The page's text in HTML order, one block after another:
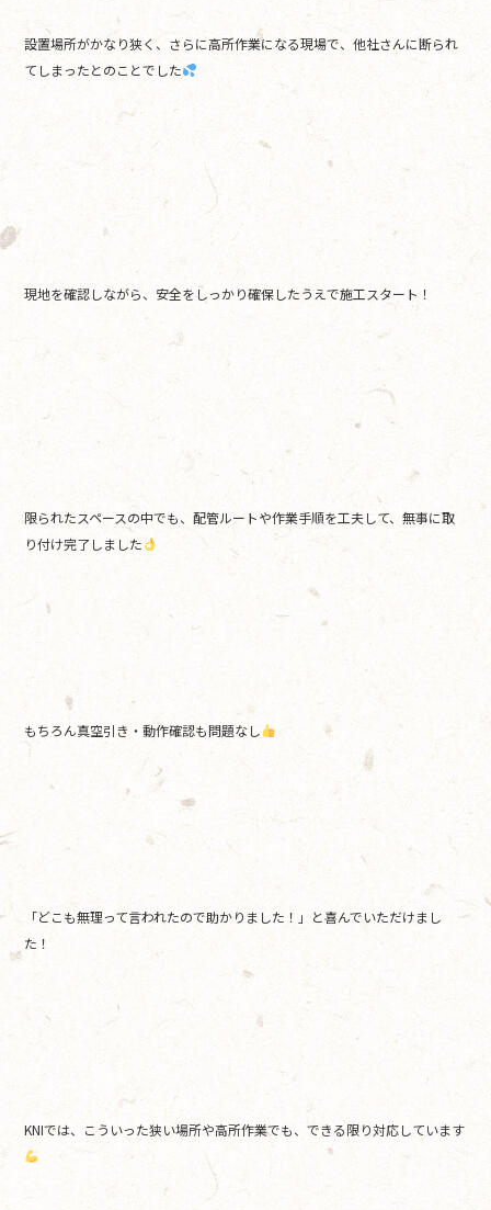
設置場所がかなり狭く、さらに高所作業になる現場で、他社さんに断られ
てしまったとのことでした
現地を確認しながら、安全をしっかり確保したうえで施工スタート！
限られたスペースの中でも、配管ルートや作業手順を工夫して、無事に取
り付け完了しました
もちろん真空引き・動作確認も問題なし
「どこも無理って言われたので助かりました！」と喜んでいただけまし
た！
KNIでは、こういった狭い場所や高所作業でも、できる限り対応しています